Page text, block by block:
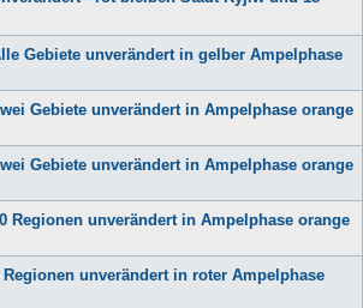
Gebiete unverändert in gelber Ampelphase
Gebiete unverändert in Ampelphase orange
Gebiete unverändert in Ampelphase orange
Regionen unverändert in Ampelphase orange
unverändert in roter Ampelphase